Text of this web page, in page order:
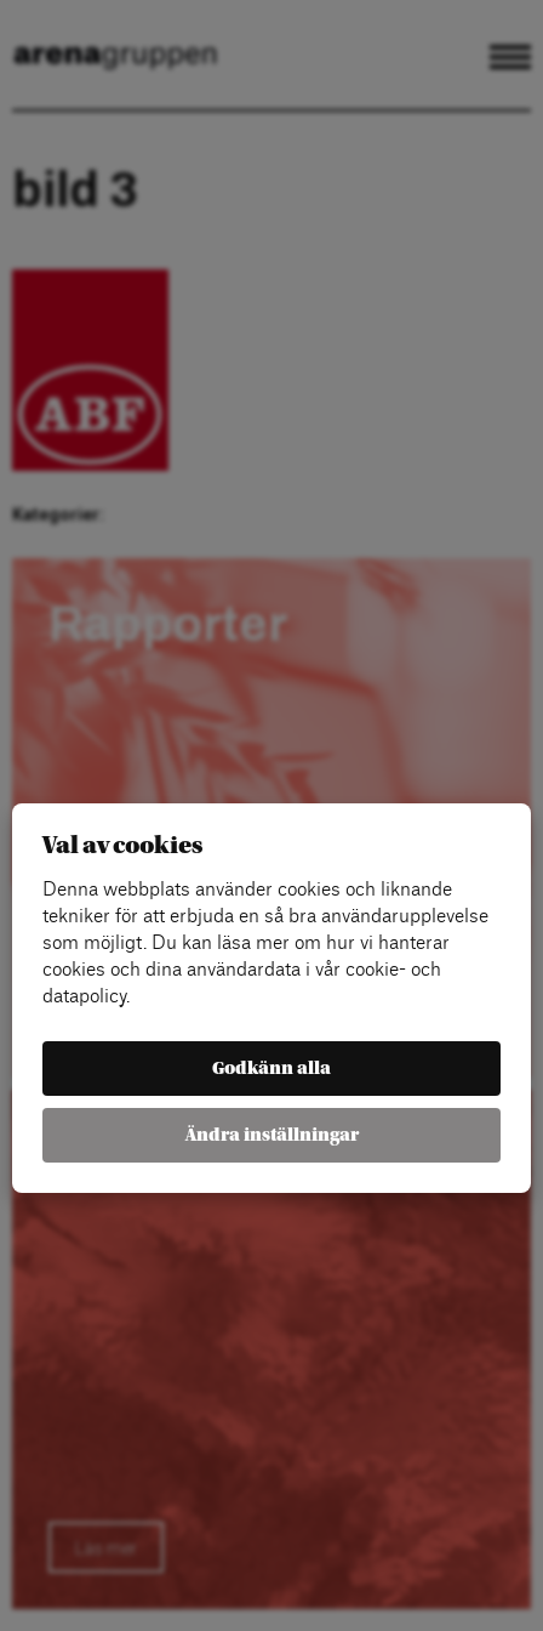
bild 3
Kategorier:
Rapporter
Kalender
Läs mer
Val av cookies
Denna webbplats använder cookies och liknande
tekniker för att erbjuda en så bra användarupplevelse
som möjligt. Du kan läsa mer om hur vi hanterar
cookies och dina användardata i vår cookie- och
datapolicy.
Godkänn alla
Ändra inställningar